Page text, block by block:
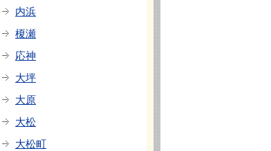
内浜
榎瀬
応神
大坪
大原
大松
大松町